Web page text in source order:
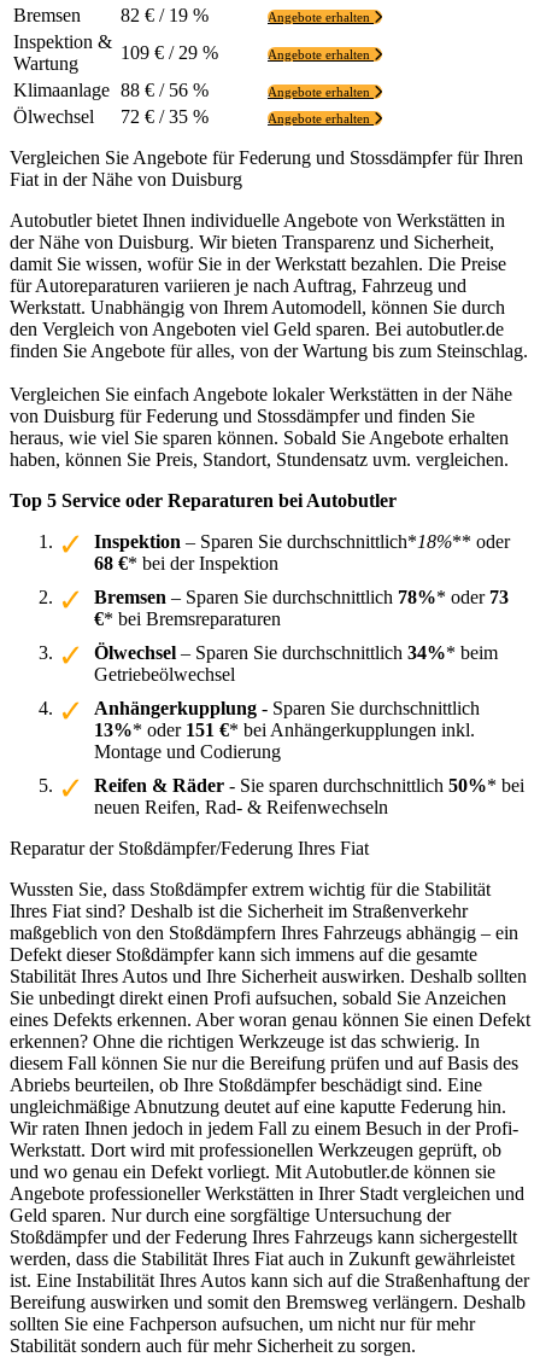
Bremsen
82 € / 19 % Angebote erhalten
Inspektion &
Wartung
109 € / 29 % Angebote erhalten
Klimaanlage 88 € / 56 % Angebote erhalten
Ölwechsel 72 € / 35 % Angebote erhalten
Vergleichen Sie Angebote für Federung und Stossdämpfer für Ihren
Fiat in der Nähe von Duisburg
Autobutler bietet Ihnen individuelle Angebote von Werkstätten in
der Nähe von Duisburg. Wir bieten Transparenz und Sicherheit,
damit Sie wissen, wofür Sie in der Werkstatt bezahlen. Die Preise
für Autoreparaturen variieren je nach Auftrag, Fahrzeug und
Werkstatt. Unabhängig von Ihrem Automodell, können Sie durch
den Vergleich von Angeboten viel Geld sparen. Bei autobutler.de
finden Sie Angebote für alles, von der Wartung bis zum Steinschlag.
Vergleichen Sie einfach Angebote lokaler Werkstätten in der Nähe
von Duisburg für Federung und Stossdämpfer und finden Sie
heraus, wie viel Sie sparen können. Sobald Sie Angebote erhalten
haben, können Sie Preis, Standort, Stundensatz uvm. vergleichen.
Top 5 Service oder Reparaturen bei Autobutler
Inspektion – Sparen Sie durchschnittlich*18%** oder
68 €* bei der Inspektion
Bremsen – Sparen Sie durchschnittlich 78%* oder 73
€* bei Bremsreparaturen
Ölwechsel – Sparen Sie durchschnittlich 34%* beim
Getriebeölwechsel
Anhängerkupplung - Sparen Sie durchschnittlich
13%* oder 151 €* bei Anhängerkupplungen inkl.
Montage und Codierung
Reifen & Räder - Sie sparen durchschnittlich 50%* bei
neuen Reifen, Rad- & Reifenwechseln
Reparatur der Stoßdämpfer/Federung Ihres Fiat
Wussten Sie, dass Stoßdämpfer extrem wichtig für die Stabilität
Ihres Fiat sind? Deshalb ist die Sicherheit im Straßenverkehr
maßgeblich von den Stoßdämpfern Ihres Fahrzeugs abhängig – ein
Defekt dieser Stoßdämpfer kann sich immens auf die gesamte
Stabilität Ihres Autos und Ihre Sicherheit auswirken. Deshalb sollten
Sie unbedingt direkt einen Profi aufsuchen, sobald Sie Anzeichen
eines Defekts erkennen. Aber woran genau können Sie einen Defekt
erkennen? Ohne die richtigen Werkzeuge ist das schwierig. In
diesem Fall können Sie nur die Bereifung prüfen und auf Basis des
Abriebs beurteilen, ob Ihre Stoßdämpfer beschädigt sind. Eine
ungleichmäßige Abnutzung deutet auf eine kaputte Federung hin.
Wir raten Ihnen jedoch in jedem Fall zu einem Besuch in der Profi-
Werkstatt. Dort wird mit professionellen Werkzeugen geprüft, ob
und wo genau ein Defekt vorliegt. Mit Autobutler.de können sie
Angebote professioneller Werkstätten in Ihrer Stadt vergleichen und
Geld sparen. Nur durch eine sorgfältige Untersuchung der
Stoßdämpfer und der Federung Ihres Fahrzeugs kann sichergestellt
werden, dass die Stabilität Ihres Fiat auch in Zukunft gewährleistet
ist. Eine Instabilität Ihres Autos kann sich auf die Straßenhaftung der
Bereifung auswirken und somit den Bremsweg verlängern. Deshalb
sollten Sie eine Fachperson aufsuchen, um nicht nur für mehr
Stabilität sondern auch für mehr Sicherheit zu sorgen.